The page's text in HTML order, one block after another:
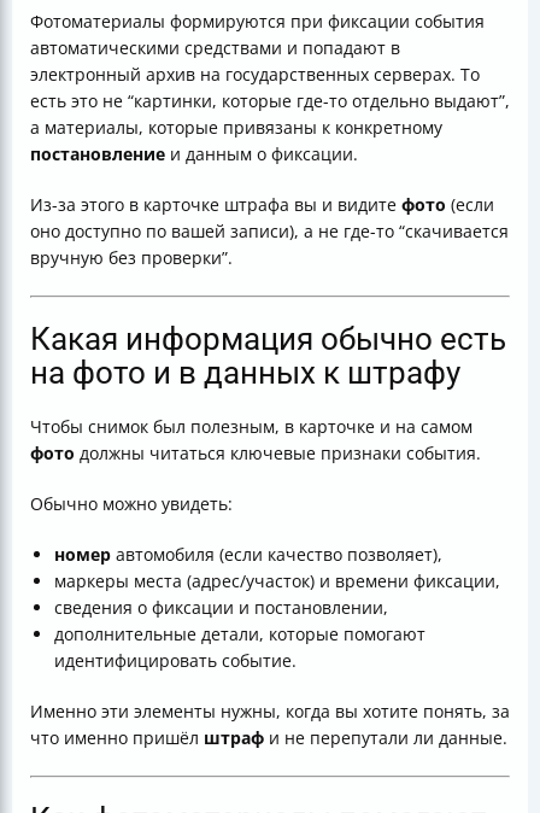
Фотоматериалы формируются при фиксации события
автоматическими средствами и попадают в
электронный архив на государственных серверах. То
есть это не “картинки, которые где-то отдельно выдают”,
а материалы, которые привязаны к конкретному
постановление и данным о фиксации.
Из-за этого в карточке штрафа вы и видите фото (если
оно доступно по вашей записи), а не где-то “скачивается
вручную без проверки”.
Какая информация обычно есть
на фото и в данных к штрафу
Чтобы снимок был полезным, в карточке и на самом
фото должны читаться ключевые признаки события.
Обычно можно увидеть:
номер автомобиля (если качество позволяет),
маркеры места (адрес/участок) и времени фиксации,
сведения о фиксации и постановлении,
дополнительные детали, которые помогают
идентифицировать событие.
Именно эти элементы нужны, когда вы хотите понять, за
что именно пришёл штраф и не перепутали ли данные.